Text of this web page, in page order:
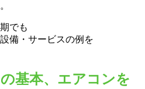
でも
備・サービスの例を
基本、エアコンを